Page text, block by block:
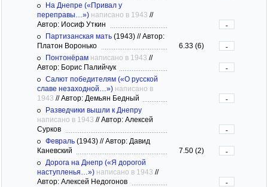
На Днепре («Привал у
переправы…») написано в 1943 //
Автор: Иосиф Уткин
-
Партизанская мать (1943) //Автор:
Платон Воронько
6.33 (6)
-
Понтонёрам написано в 1943 //
Автор: Борис Палийчук
-
Салют победителям («О русской
славе незаходной…») написано в
1943 //Автор: Демьян Бедный
-
Разведчики вышли к Днепру
написано в 1943 //Автор: Алексей
Сурков
-
Февраль (1943) //Автор: Давид
Каневский
7.50 (2)
-
Дорога на Днепр («Я дорогой
наступленья…») написано в 1943 //
Автор: Алексей Недогонов
-